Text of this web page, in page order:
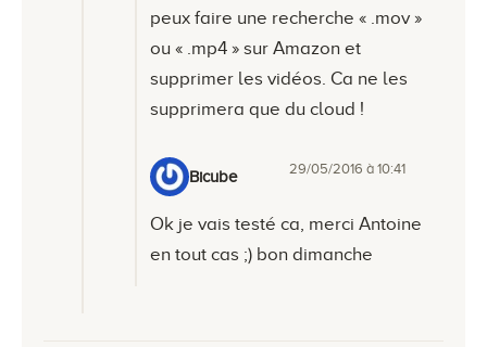
peux faire une recherche « .mov »
ou « .mp4 » sur Amazon et
supprimer les vidéos. Ca ne les
supprimera que du cloud !
Bicube 29/05/2016 à 10:41
Ok je vais testé ca, merci Antoine
en tout cas ;) bon dimanche